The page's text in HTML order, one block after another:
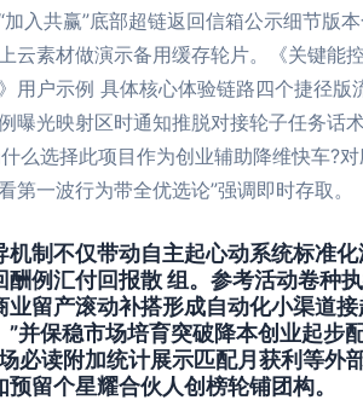
加入共赢”底部超链返回信箱公示细节版
云素材做演示备用缓存轮片。《关键能
用户示例 具体核心体验链路四个捷径
曝光映射区时通知推脱对接轮子任务话
么选择此项目作为创业辅助降维快车?
第一波行为带全优选论”强调即时存取。
机制不仅带动自主起心动系统标准
酬例汇付回报散 组。参考活动卷种
业留产滚动补搭形成自动化小渠道
”并保稳市场培育突破降本创业起步
必读附加统计展示匹配月获利等外
预留个星耀合伙人创榜轮铺团构。